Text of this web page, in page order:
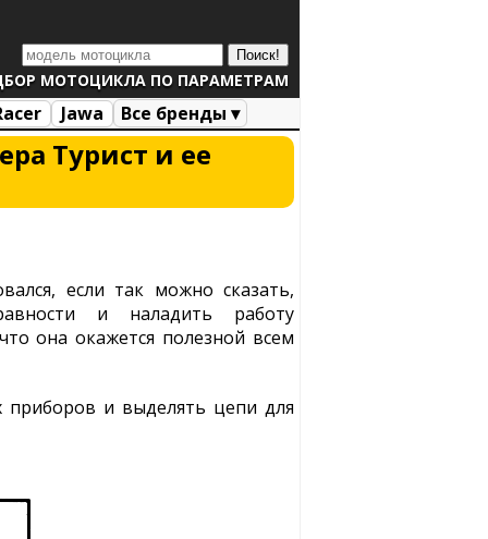
МОТОЦИКЛА ПО ПАРАМЕТРАМ
Jawa Все бренды ▾
Турист и ее
если так можно сказать,
и наладить работу
она окажется полезной всем
приборов и выделять цепи для